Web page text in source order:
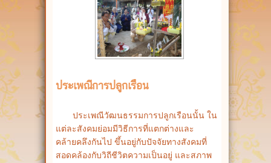
ประเพณีการปลูกเรือน
ประเพณีวัฒนธรรมการปลูกเรือนนั้น ใน
แต่ละสังคมย่อมมีวิธีการที่แตกต่างและ
คล้ายคลึงกันไป ขึ้นอยู่กับปัจจัยทางสังคมที่
สอดคล้องกับวิถีชีวิตความเป็นอยู่ และสภาพ